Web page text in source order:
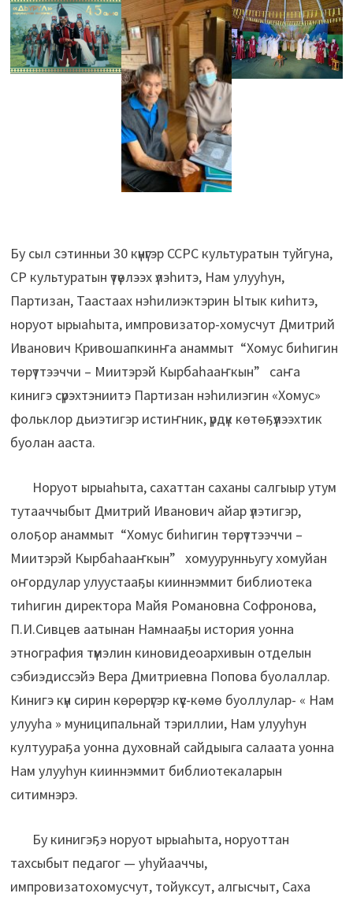
Бу сыл сэтинньи 30 күнүгэр ССРС культуратын туйгуна,
СР культуратын үтүөлээх үлэһитэ, Нам улууһун,
Партизан, Таастаах нэһилиэктэрин Ытык киһитэ,
норуот ырыаһыта, импровизатор-хомусчут Дмитрий
Иванович Кривошапкинҥа анаммыт “Хомус биһигин
төрүттээччи – Миитэрэй Кырбаһааҥкын” саҥа
кинигэ сүрэхтэниитэ Партизан нэһилиэгин «Хомус»
фольклор дьиэтигэр истиҥник, үрдүк көтөҕүүлээхтик
буолан ааста.
Норуот ырыаһыта, сахаттан саханы салгыыр утум
тутааччыбыт Дмитрий Иванович айар үлэтигэр,
олоҕор анаммыт “Хомус биһигин төрүттээччи –
Миитэрэй Кырбаһааҥкын” хомуурунньугу хомуйан
оҥордулар улуустааҕы кииннэммит библиотека
тиһигин директора Майя Романовна Софронова,
П.И.Сивцев аатынан Намнааҕы история уонна
этнография түмэлин киновидеоархивын отделын
сэбиэдиссэйэ Вера Дмитриевна Попова буолаллар.
Кинигэ күн сирин көрөрүгэр күүс-көмө буоллулар- « Нам
улууһа » муниципальнай тэриллии, Нам улууһун
култуураҕа уонна духовнай сайдыыга салаата уонна
Нам улууһун кииннэммит библиотекаларын
ситимнэрэ.
Бу кинигэҕэ норуот ырыаһыта, норуоттан
тахсыбыт педагог — уһуйааччы,
импровизатохомусчут, тойуксут, алгысчыт, Саха